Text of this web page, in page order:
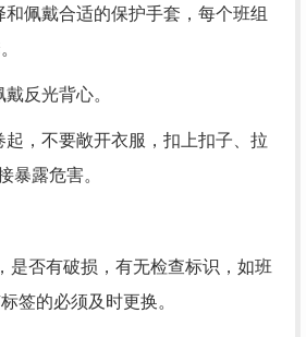
佩戴合适的保护手套，每个班组
反光背心。
，不要敞开衣服，扣上扣子、拉
暴露危害。
是否有破损，有无检查标识，如班
签的必须及时更换。